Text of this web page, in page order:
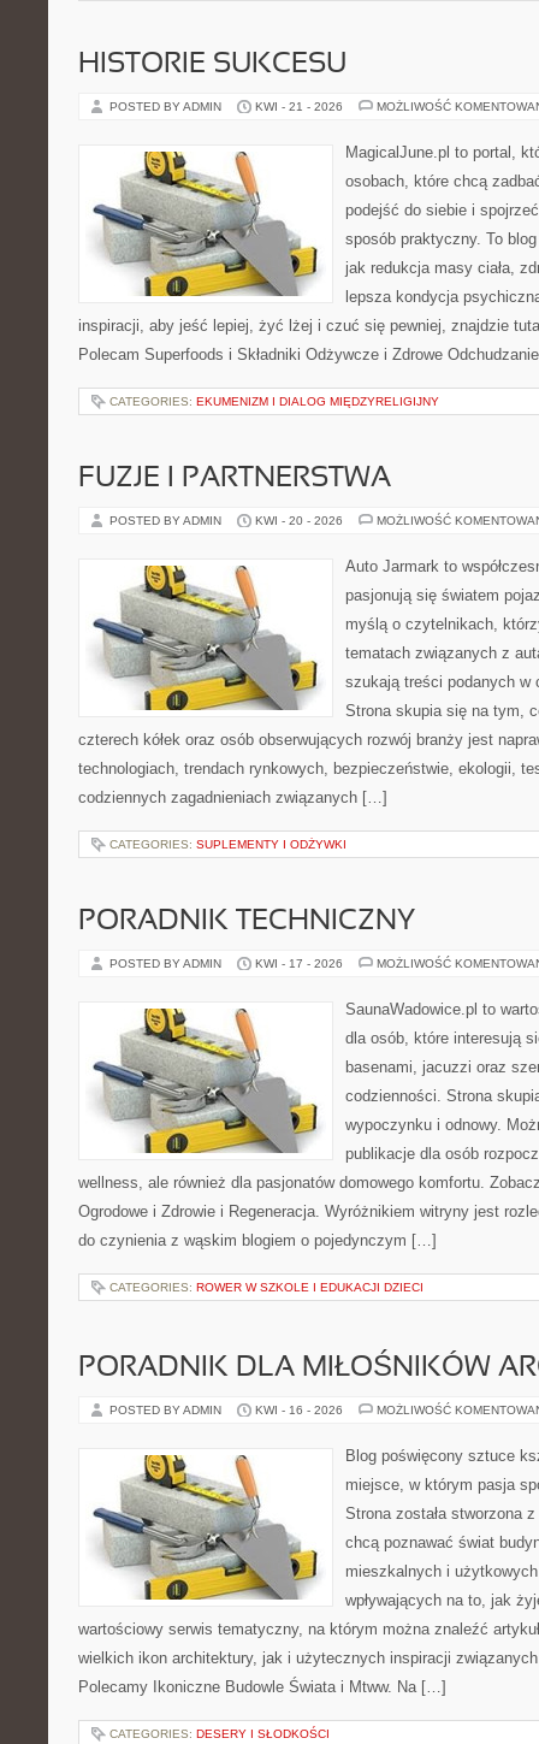
HISTORIE SUKCESU
POSTED BY ADMIN KWI - 21 - 2026 MOŻLIWOŚĆ
MagicalJune.pl to portal,
osobach, które chcą
podejść do siebie i
sposób praktyczny. To
jak redukcja masy ciała,
lepsza kondycja
inspiracji, aby jeść lepiej, żyć lżej i czuć się pewniej, znajdzie
Polecam Superfoods i Składniki Odżywcze i Zdrowe
CATEGORIES: EKUMENIZM I DIALOG MIĘDZYRELIGIJNY
FUZJE I PARTNERSTWA
POSTED BY ADMIN KWI - 20 - 2026 MOŻLIWOŚĆ
Auto Jarmark to
pasjonują się światem
myślą o czytelnikach,
tematach związanych z
szukają treści podanych
Strona skupia się na tym,
czterech kółek oraz osób obserwujących rozwój branży jest
technologiach, trendach rynkowych, bezpieczeństwie, ekologii,
codziennych zagadnieniach związanych […]
CATEGORIES: SUPLEMENTY I ODŻYWKI
PORADNIK TECHNICZNY
POSTED BY ADMIN KWI - 17 - 2026 MOŻLIWOŚĆ
SaunaWadowice.pl to
dla osób, które interesują
basenami, jacuzzi oraz
codzienności. Strona
wypoczynku i odnowy.
publikacje dla osób
wellness, ale również dla pasjonatów domowego komfortu.
Ogrodowe i Zdrowie i Regeneracja. Wyróżnikiem witryny jest
do czynienia z wąskim blogiem o pojedynczym […]
CATEGORIES: ROWER W SZKOLE I EDUKACJI DZIECI
PORADNIK DLA MIŁOŚNIKÓW
POSTED BY ADMIN KWI - 16 - 2026 MOŻLIWOŚĆ
Blog poświęcony sztuce
miejsce, w którym pasja
Strona została stworzona
chcą poznawać świat
mieszkalnych i
wpływających na to, jak
wartościowy serwis tematyczny, na którym można znaleźć
wielkich ikon architektury, jak i użytecznych inspiracji
Polecamy Ikoniczne Budowle Świata i Mtww. Na […]
CATEGORIES: DESERY I SŁODKOŚCI